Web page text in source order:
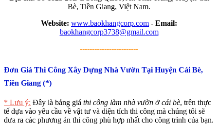
Bè, Tiền Giang, Việt Nam.
Website: www.baokhangcorp.com - Email:
baokhangcorp3738@gmail.com
------------------------
Đơn Giá Thi Công Xây Dựng Nhà Vườn Tại Huyện Cái Bè,
Tiền Giang (*)
* Lưu ý: Đây là bảng giá thi công làm nhà vườn ở cái bè, trên thực
tế dựa vào yêu cầu về vật tư và diện tích thi công mà chúng tôi sẽ
đưa ra các phương án thi công phù hợp nhất cho công trình của bạn.